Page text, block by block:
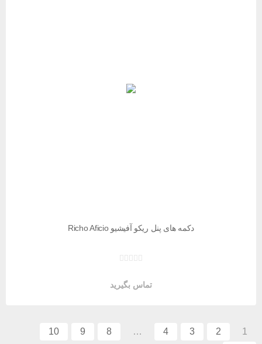
دکمه های پنل ریکو آفیشیو Richo Aficio
تماس بگیرید
1
2
3
4
…
8
9
10